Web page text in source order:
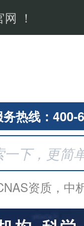
！
热线：400-
资质，中